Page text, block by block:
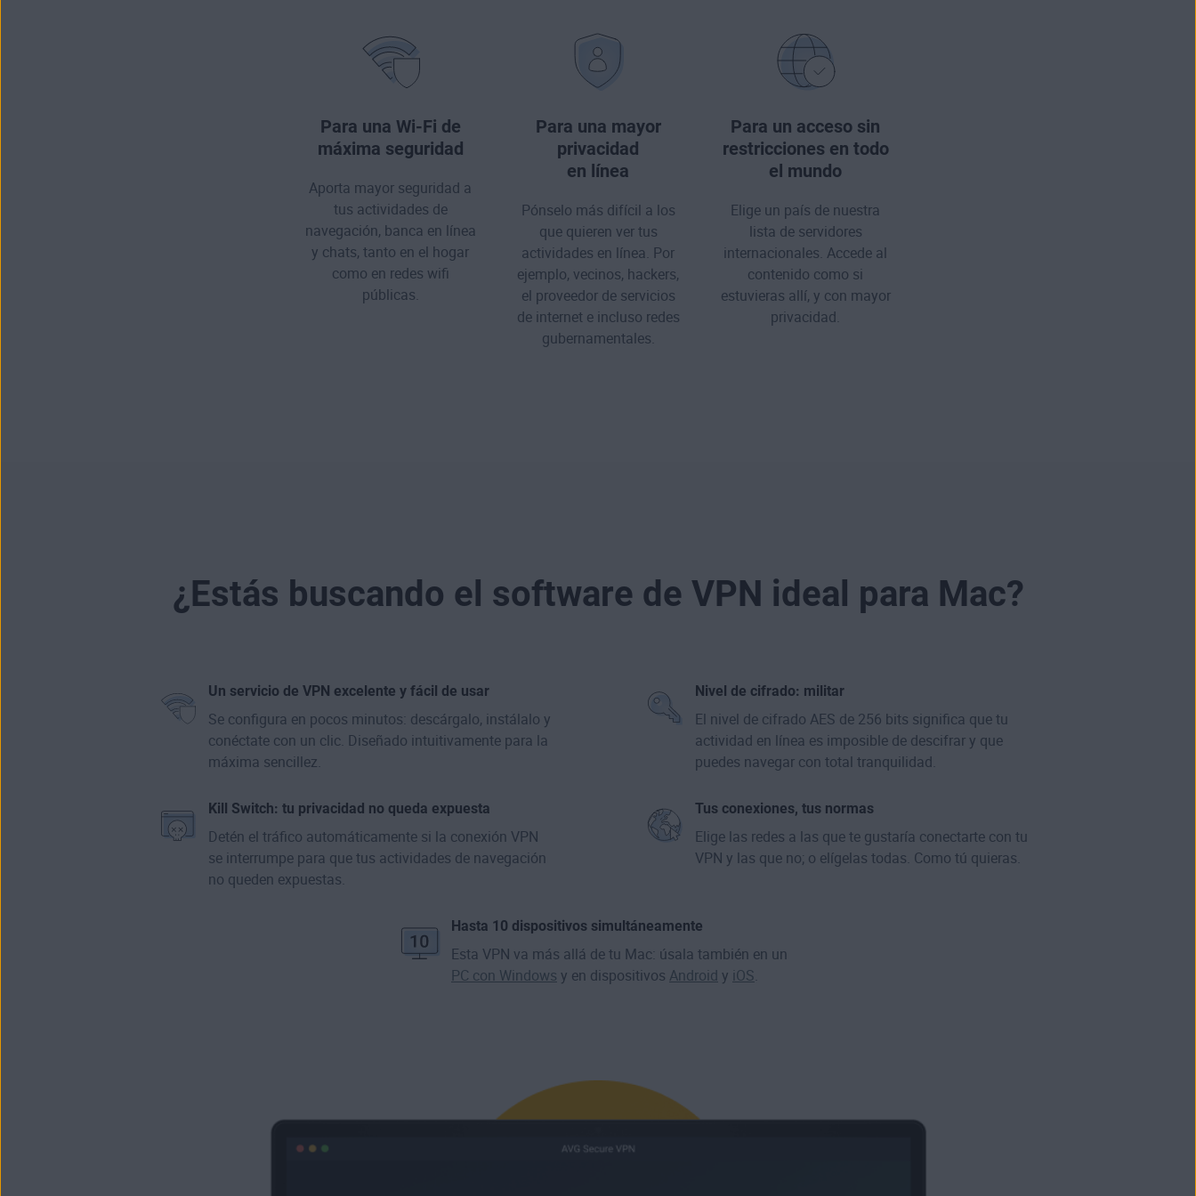
Para una Wi-Fi de
máxima seguridad
Aporta mayor seguridad a
tus actividades de
navegación, banca en línea
y chats, tanto en el hogar
como en redes wifi
públicas.
Para una mayor
privacidad
en línea
Pónselo más difícil a los
que quieren ver tus
actividades en línea. Por
ejemplo, vecinos, hackers,
el proveedor de servicios
de internet e incluso redes
gubernamentales.
Para un acceso sin
restricciones en todo
el mundo
Elige un país de nuestra
lista de servidores
internacionales. Accede al
contenido como si
estuvieras allí, y con mayor
privacidad.
¿Estás buscando el software de VPN ideal para Mac?
Un servicio de VPN excelente y fácil de usar
Se configura en pocos minutos: descárgalo, instálalo y
conéctate con un clic. Diseñado intuitivamente para la
máxima sencillez.
Nivel de cifrado: militar
El nivel de cifrado AES de 256 bits significa que tu
actividad en línea es imposible de descifrar y que
puedes navegar con total tranquilidad.
Kill Switch: tu privacidad no queda expuesta
Detén el tráfico automáticamente si la conexión VPN
se interrumpe para que tus actividades de navegación
no queden expuestas.
Tus conexiones, tus normas
Elige las redes a las que te gustaría conectarte con tu
VPN y las que no; o elígelas todas. Como tú quieras.
Hasta 10 dispositivos simultáneamente
Esta VPN va más allá de tu Mac: úsala también en un
PC con Windows y en dispositivos Android y iOS